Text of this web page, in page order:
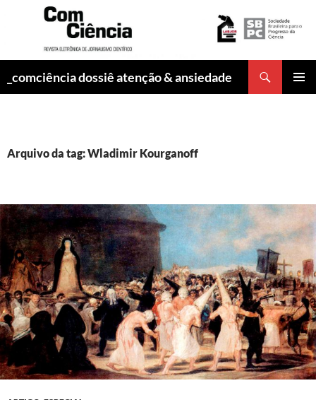
_comciência dossiê atenção & ansiedade
Arquivo da tag: Wladimir Kourganoff